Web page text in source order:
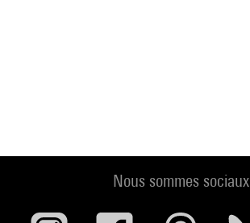
Nous sommes sociaux